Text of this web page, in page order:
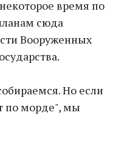
время по
сюда
Вооруженных
Но если
по морде", мы